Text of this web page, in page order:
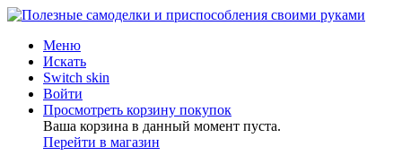
Меню
Искать
Switch skin
Войти
Просмотреть корзину покупок
Ваша корзина в данный момент пуста.
Перейти в магазин